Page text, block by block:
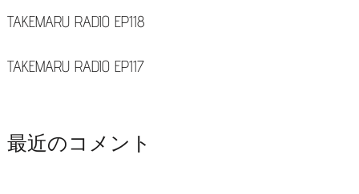
TAKEMARU RADIO EP118
TAKEMARU RADIO EP117
最近のコメント